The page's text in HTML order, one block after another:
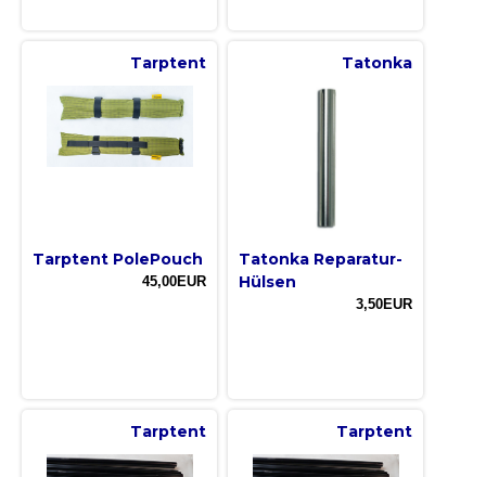
Tarptent
Tarptent PolePouch
45,00EUR
Tatonka
Tatonka Reparatur-
Hülsen
3,50EUR
Tarptent Tarptent